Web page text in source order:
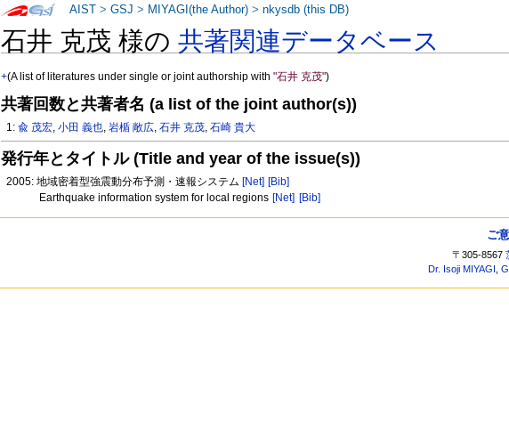
石井 克茂 様の共著関連データベース
+(A list of literatures under single or joint authorship with"石井 克茂")
共著回数と共著者名 (a list of the joint author(s))
1:兪 茂宏,小田 義也,岩楯 敞広,石井 克茂,石崎 貴大
発行年とタイトル (Title and year of the issue(s))
2005: 地域密着型強震動分布予測・速報システム [Net] [Bib]
Earthquake information system for local regions [Net] [Bib]
AIST >GSJ > MIYAGI(the Author) >nkysdb (this DB)
ご
〒305-8567
Dr. Isoji MIYAGI ,